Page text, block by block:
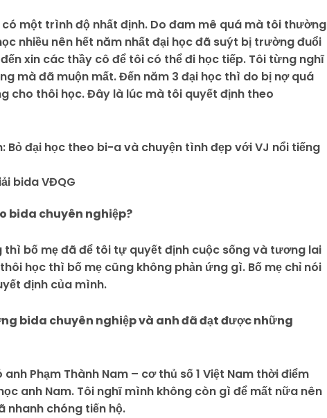
một trình độ nhất định. Do đam mê quá mà tôi thường
nhiều nên hết năm nhất đại học đã suýt bị trường đuổi
xin các thầy cô để tôi có thể đi học tiếp. Tôi từng nghĩ
mà đã muộn mất. Đến năm 3 đại học thì do bị nợ quá
cho thôi học. Đây là lúc mà tôi quyết định theo
bida VĐQG
bida chuyên nghiệp?
bố mẹ đã để tôi tự quyết định cuộc sống và tương lai
học thì bố mẹ cũng không phản ứng gì. Bố mẹ chỉ nói
định của mình.
bida chuyên nghiệp và anh đã đạt được những
Phạm Thành Nam – cơ thủ số 1 Việt Nam thời điểm
anh Nam. Tôi nghĩ mình không còn gì để mất nữa nên
nhanh chóng tiến hộ.